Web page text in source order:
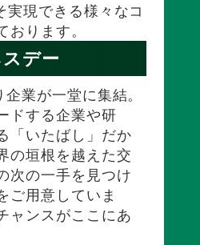
実現できる様々なコ
ります。
デー
業が一堂に集結。
ドする企業や研
「いたばし」だか
の垣根を越えた交
次の一手を見つけ
ご用意していま
ャンスがここにあ